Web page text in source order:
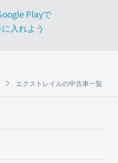
エクストレイルの中古車一覧